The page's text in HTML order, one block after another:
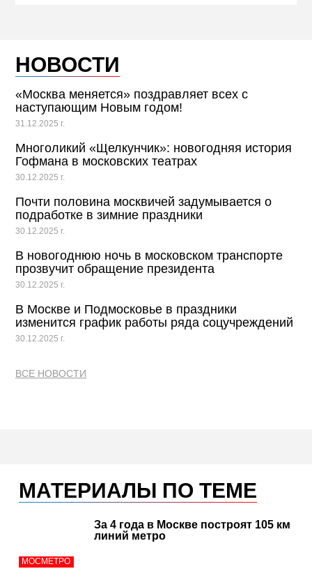
НОВОСТИ
«Москва меняется» поздравляет всех с
наступающим Новым годом!
31.12.2025 г.
Многоликий «Щелкунчик»: новогодняя история
Гофмана в московских театрах
30.12.2025 г.
Почти половина москвичей задумывается о
подработке в зимние праздники
30.12.2025 г.
В новогоднюю ночь в московском транспорте
прозвучит обращение президента
30.12.2025 г.
В Москве и Подмосковье в праздники
изменится график работы ряда соцучреждений
30.12.2025 г.
ВСЕ НОВОСТИ
МАТЕРИАЛЫ ПО ТЕМЕ
МОСМЕТРО
За 4 года в Москве построят 105 км
линий метро